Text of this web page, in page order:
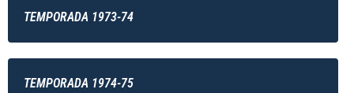
TEMPORADA 1973-74
TEMPORADA 1974-75